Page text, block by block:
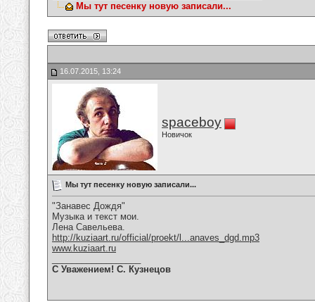
Мы тут песенку новую записали...
16.07.2015, 13:24
spaceboy
Новичок
Мы тут песенку новую записали...
"Занавес Дождя"
Музыка и текст мои.
Лена Савельева.
http://kuziaart.ru/official/proekt/l...anaves_dgd.mp3
www.kuziaart.ru
С Уважением! С. Кузнецов